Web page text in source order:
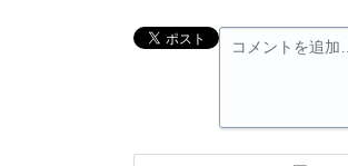
コメントを追加…